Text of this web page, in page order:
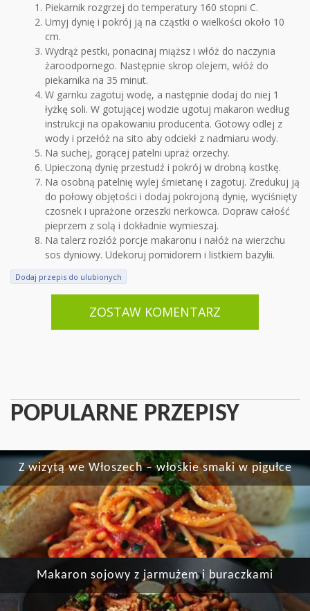
Piekarnik rozgrzej do temperatury 160 stopni C.
Umyj dynię i pokrój ją na cząstki o wielkości około 10
cm.
Wydrąż pestki, ponacinaj miąższ i włóż do naczynia
żaroodpornego. Następnie skrop olejem, włóż do
piekarnika na 35 minut.
W garnku zagotuj wodę, a następnie dodaj do niej 1
łyżkę soli. W gotującej wodzie ugotuj makaron według
instrukcji na opakowaniu producenta. Gotowy odlej z
wody i przełóż na sito aby odciekł z nadmiaru wody.
Na suchej, gorącej patelni upraż orzechy.
Upieczoną dynię przestudź i pokrój w drobną kostkę.
Na osobną patelnię wylej śmietanę i zagotuj. Zredukuj ją
do połowy objętości i dodaj pokrojoną dynię, wyciśnięty
czosnek i uprażone orzeszki nerkowca. Dopraw całość
pieprzem z solą i dokładnie wymieszaj.
Na talerz rozłóż porcje makaronu i nałóż na wierzchu
sos dyniowy. Udekoruj pomidorem i listkiem bazylii.
Dodaj przepis do ulubionych
ZOSTAW KOMENTARZ
POPULARNE PRZEPISY
Z wizytą we Włoszech – włoskie smaki w pigułce
Makaron sojowy z jarmużem i buraczkami